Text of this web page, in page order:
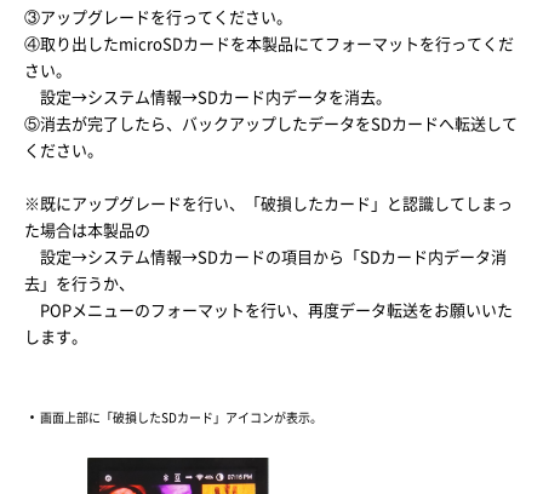
③アップグレードを行ってください。
④取り出したmicroSDカードを本製品にてフォーマットを行ってくだ
さい。
設定→システム情報→SDカード内データを消去。
⑤消去が完了したら、バックアップしたデータをSDカードへ転送して
ください。
※既にアップグレードを行い、「破損したカード」と認識してしまっ
た場合は本製品の
設定→システム情報→SDカードの項目から「SDカード内データ消
去」を行うか、
POPメニューのフォーマットを行い、再度データ転送をお願いいた
します。
・ 画面上部に「破損したSDカード」アイコンが表示。